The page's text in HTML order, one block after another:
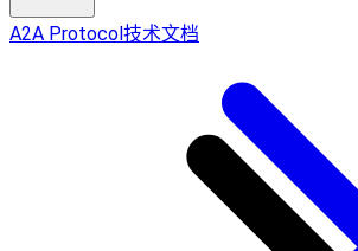
A2A Protocol技术文档